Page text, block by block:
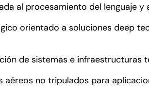
al procesamiento del lenguaje
orientado a soluciones deep
de sistemas e infraestructuras
aéreos no tripulados para